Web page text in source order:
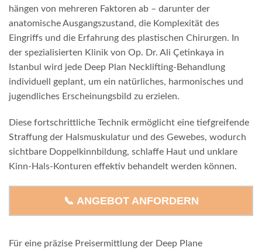
hängen von mehreren Faktoren ab – darunter der
anatomische Ausgangszustand, die Komplexität des
Eingriffs und die Erfahrung des plastischen Chirurgen. In
der spezialisierten Klinik von Op. Dr. Ali Çetinkaya in
Istanbul wird jede Deep Plan Necklifting-Behandlung
individuell geplant, um ein natürliches, harmonisches und
jugendliches Erscheinungsbild zu erzielen.
Diese fortschrittliche Technik ermöglicht eine tiefgreifende
Straffung der Halsmuskulatur und des Gewebes, wodurch
sichtbare Doppelkinnbildung, schlaffe Haut und unklare
Kinn-Hals-Konturen effektiv behandelt werden können.
📞 ANGEBOT ANFORDERN
Für eine präzise Preisermittlung der Deep Plane